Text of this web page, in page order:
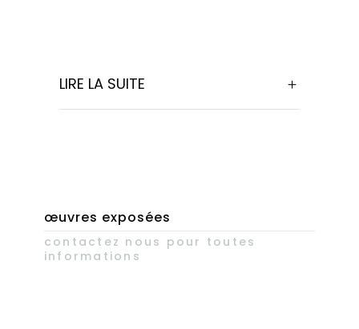
LIRE LA SUITE
œuvres exposées
contactez nous pour toutes
informations